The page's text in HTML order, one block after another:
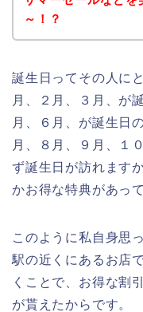
～！？
誕生日ってその人に
月、２月、３月、が
月、６月、が誕生日
月、８月、９月、１
ず誕生日が訪れます
かお得な特典があっ
このように私自身思
駅の近くにあるお店
くことで、お得な割
が貰えたからです。